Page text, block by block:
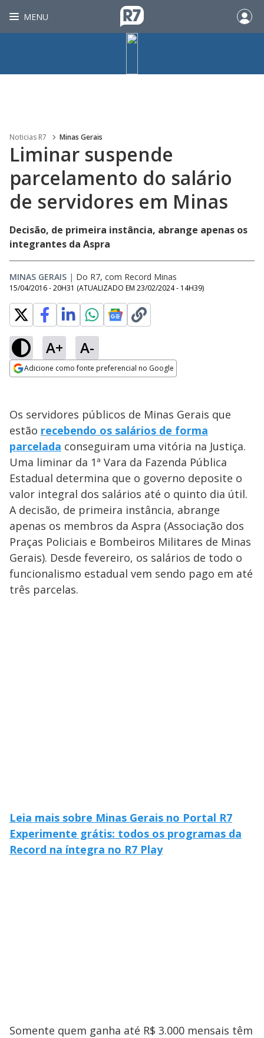
MENU
Noticias R7 Minas Gerais
Liminar suspende
parcelamento do salário
de servidores em Minas
Decisão, de primeira instância, abrange apenas os
integrantes da Aspra
MINAS GERAIS | Do R7, com Record Minas
15/04/2016 - 20H31 (ATUALIZADO EM 23/02/2024 - 14H39)
A+ A-
Adicione como fonte preferencial no Google
Os servidores públicos de Minas Gerais que
estão recebendo os salários de forma
parcelada conseguiram uma vitória na Justiça.
Uma liminar da 1ª Vara da Fazenda Pública
Estadual determina que o governo deposite o
valor integral dos salários até o quinto dia útil.
A decisão, de primeira instância, abrange
apenas os membros da Aspra (Associação dos
Praças Policiais e Bombeiros Militares de Minas
Gerais). Desde fevereiro, os salários de todo o
funcionalismo estadual vem sendo pago em até
três parcelas.
Leia mais sobre Minas Gerais no Portal R7
Experimente grátis: todos os programas da
Record na íntegra no R7 Play
Somente quem ganha até R$ 3.000 mensais têm